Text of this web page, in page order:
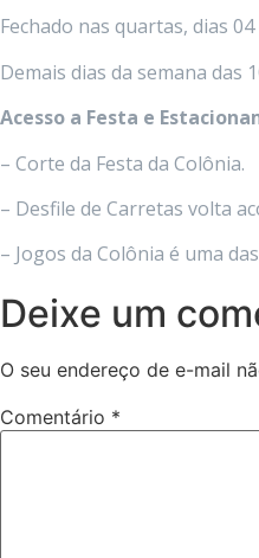
Fechado nas quartas, dias 04
Demais dias da semana das
Acesso a Festa e
– Corte da Festa da Colônia.
– Desfile de Carretas volta
– Jogos da Colônia é uma
Deixe um
O seu endereço de e-mail
Comentário *